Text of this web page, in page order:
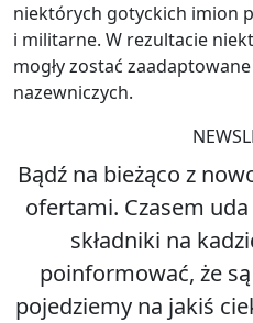
niektórych gotyckich imion
i militarne. W rezultacie
mogły zostać
nazewniczych.
Bądź na bieżąco z
ofertami. Czasem
składniki na
poinformować, że
pojedziemy na jakiś